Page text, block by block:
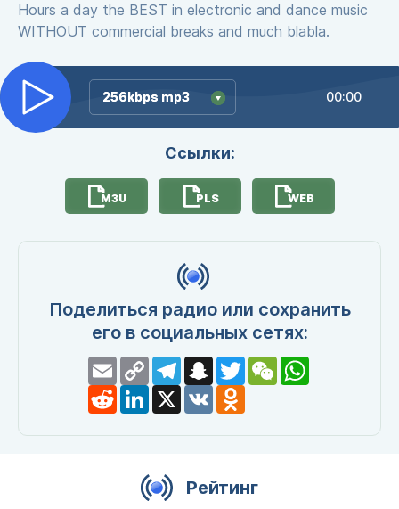
Hours a day the BEST in electronic and dance music
WITHOUT commercial breaks and much blabla.
256kbps mp3
256kbps mp3 00:00
Ссылки:
M3U PLS WEB
Поделиться радио или сохранить
его в социальных сетях:
EmailCopy
Link
TelegramSnapchat
TwitterWeChatWhatsApp
RedditLinkedIn
X VK Odnoklassniki
Рейтинг